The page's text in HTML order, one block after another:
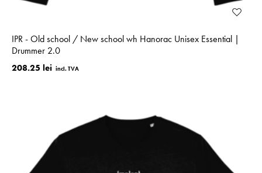
IPR - Old school / New school wh Hanorac Unisex Essential |
Drummer 2.0
208.25 lei